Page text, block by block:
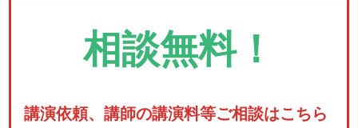
相談無料！
講演依頼、講師の講演料等ご相談はこちら